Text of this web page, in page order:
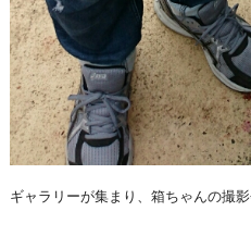
ギャラリーが集まり、箱ちゃんの撮